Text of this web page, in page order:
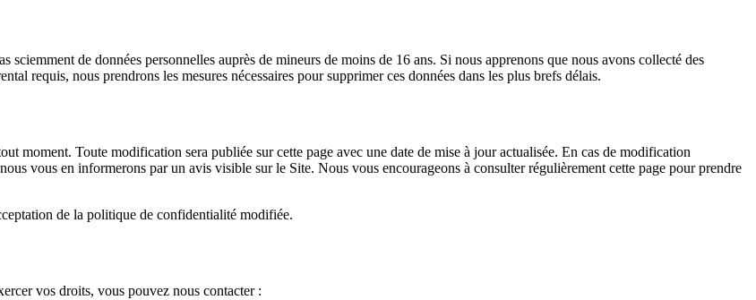
de données personnelles auprès de mineurs de moins de 16 ans. Si nous apprenons que nous avons collecté des
requis, nous prendrons les mesures nécessaires pour supprimer ces données dans les plus brefs délais.
moment. Toute modification sera publiée sur cette page avec une date de mise à jour actualisée. En cas de modification
vous en informerons par un avis visible sur le Site. Nous vous encourageons à consulter régulièrement cette page pour prendre
de la politique de confidentialité modifiée.
vos droits, vous pouvez nous contacter :